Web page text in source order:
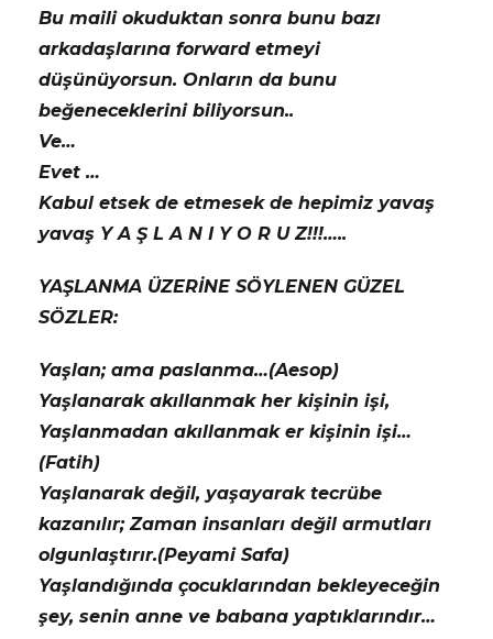
Bu maili okuduktan sonra bunu bazı
arkadaşlarına forward etmeyi
düşünüyorsun. Onların da bunu
beğeneceklerini biliyorsun..
Ve…
Evet …
Kabul etsek de etmesek de hepimiz yavaş
yavaş Y A Ş L A N I Y O R U Z!!!…..
YAŞLANMA ÜZERİNE SÖYLENEN GÜZEL
SÖZLER:
Yaşlan; ama paslanma…(Aesop)
Yaşlanarak akıllanmak her kişinin işi,
Yaşlanmadan akıllanmak er kişinin işi…
(Fatih)
Yaşlanarak değil, yaşayarak tecrübe
kazanılır; Zaman insanları değil armutları
olgunlaştırır.(Peyami Safa)
Yaşlandığında çocuklarından bekleyeceğin
şey, senin anne ve babana yaptıklarındır…